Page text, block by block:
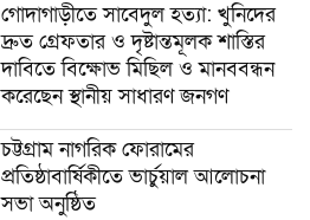
গোদাগাড়ীতে সাবেদুল হত্যা: খুনিদের
দ্রুত গ্রেফতার ও দৃষ্টান্তমূলক শাস্তির
দাবিতে বিক্ষোভ মিছিল ও মানববন্ধন
করেছেন স্থানীয় সাধারণ জনগণ
চট্টগ্রাম নাগরিক ফোরামের
প্রতিষ্ঠাবার্ষিকীতে ভার্চুয়াল আলোচনা
সভা অনুষ্ঠিত